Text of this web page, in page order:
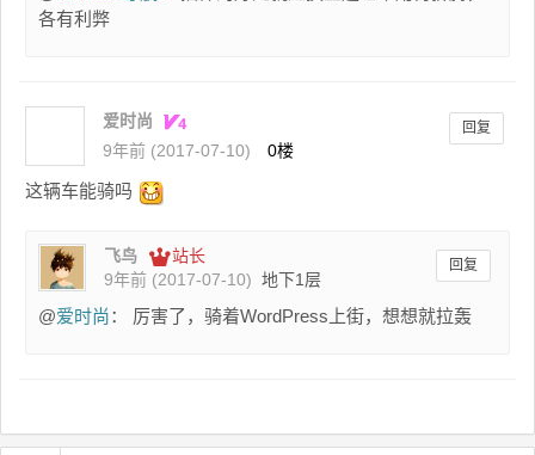
各有利弊
爱时尚
9年前 (2017-07-10)
0楼
回复
这辆车能骑吗
飞鸟
站长
9年前 (2017-07-10) 地下1层
回复
@爱时尚： 厉害了，骑着WordPress上街，想想就拉轰